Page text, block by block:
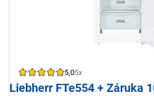
5,05x
Liebherr FTe554 + Záruka